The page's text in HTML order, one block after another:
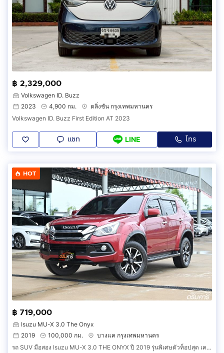
฿ 2,329,000
Volkswagen ID. Buzz
2023
4,900 กม.
ตลิ่งชัน กรุงเทพมหานคร
Volkswagen ID. Buzz First Edition AT 2023
แชท LINE โทร
HOT
฿ 719,000
Isuzu MU-X 3.0 The Onyx
2019
100,000 กม.
บางแค กรุงเทพมหานคร
รถ SUV มือสอง Isuzu MU-X 3.0 THE ONYX ปี 2019 รุ่นพิเศษตัวท็อปสุด เครื่อง 3.0 Blue Power สีแดงหายาก ไมล์แท้เช็คศูนย์ (IDH0)